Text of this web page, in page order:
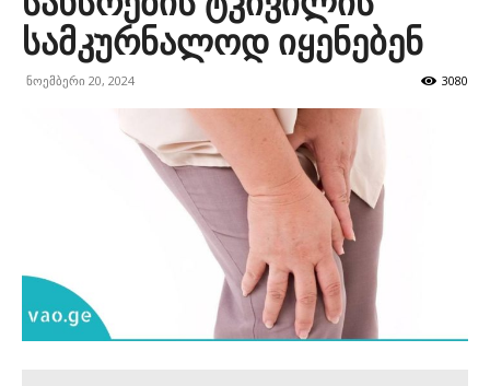
სამკურნალოდ იყენებენ
ნოემბერი 20, 2024 3080